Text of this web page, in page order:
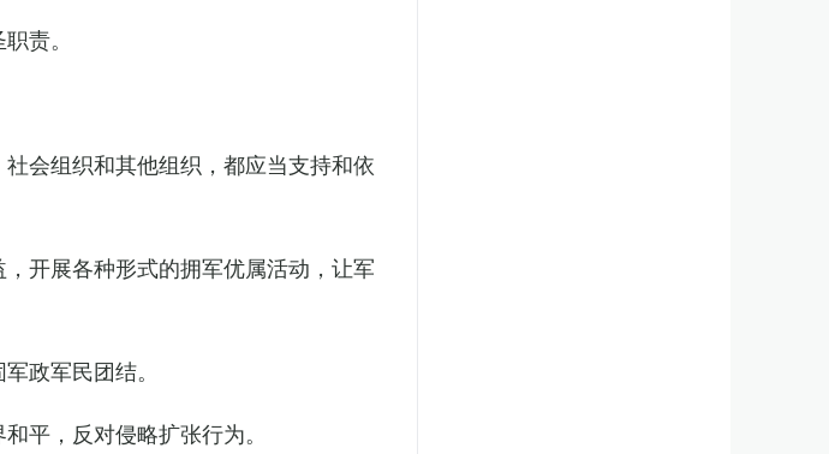
责。
会组织和其他组织，都应当支持和依
开展各种形式的拥军优属活动，让军
政军民团结。
平，反对侵略扩张行为。